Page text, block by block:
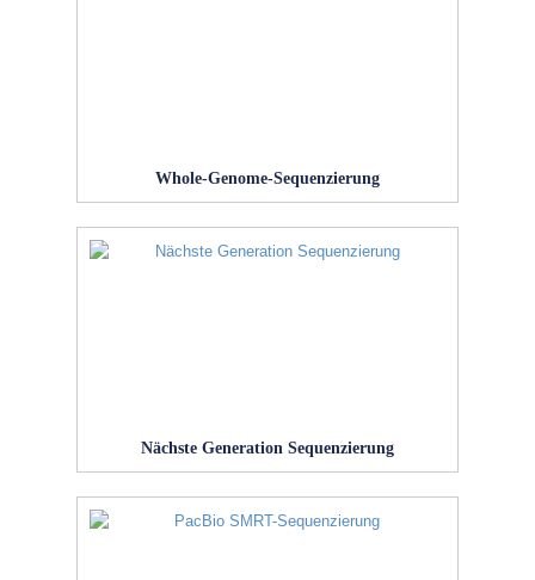
Whole-Genome-Sequenzierung
Nächste Generation Sequenzierung